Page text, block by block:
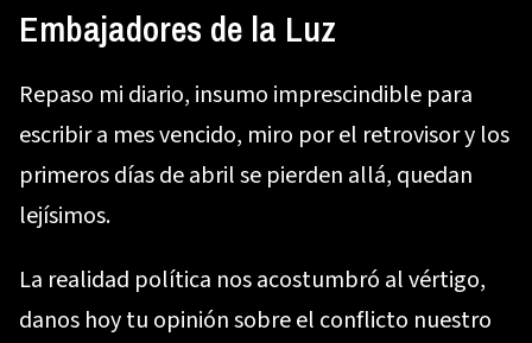
Embajadores de la Luz
Repaso mi diario, insumo imprescindible para
escribir a mes vencido, miro por el retrovisor y los
primeros días de abril se pierden allá, quedan
lejísimos.
La realidad política nos acostumbró al vértigo,
danos hoy tu opinión sobre el conflicto nuestro